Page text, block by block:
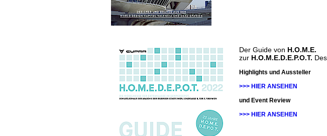
Der Guide von H.O.M.E.
zur H.O.M.E.D.E.P.O.T.
Highlights und Aussteller
>>> HIER ANSEHEN
und Event Review
>>> HIER ANSEHEN